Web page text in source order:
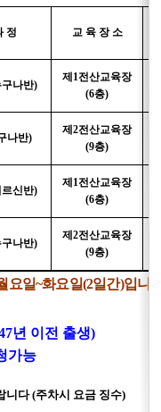
정 교 육 장 소
나반)
제1전산교육장
(6층)
나반)
제2전산교육장
(9층)
신반)
제1전산교육장
(6층)
나반)
제2전산교육장
(9층)
요일~화요일(2일간)입니
년 이전 출생)
가능
다 (주차시 요금 징수)